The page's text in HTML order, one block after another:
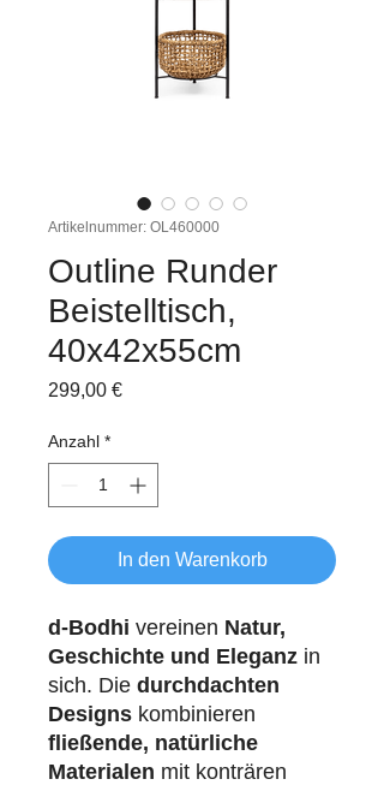
Artikelnummer: OL460000
Outline Runder
Beistelltisch,
40x42x55cm
299,00 €Preis
Anzahl *
In den Warenkorb
d-Bodhi vereinen Natur,
Geschichte und Eleganz in
sich. Die durchdachten
Designs kombinieren
fließende, natürliche
Materialen mit konträren